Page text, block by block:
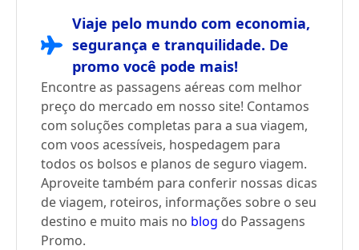
Viaje pelo mundo com economia,
segurança e tranquilidade. De
promo você pode mais!
Encontre as passagens aéreas com melhor
preço do mercado em nosso site! Contamos
com soluções completas para a sua viagem,
com voos acessíveis, hospedagem para
todos os bolsos e planos de seguro viagem.
Aproveite também para conferir nossas dicas
de viagem, roteiros, informações sobre o seu
destino e muito mais no blog do Passagens
Promo.